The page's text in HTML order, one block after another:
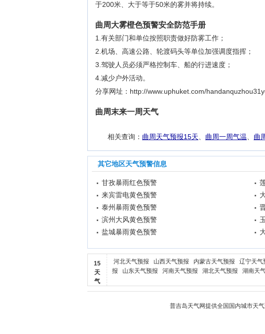
于200米、大于等于50米的雾并将持续。
曲周大雾橙色预警安全防范手册
1.有关部门和单位按照职责做好防雾工作；
2.机场、高速公路、轮渡码头等单位加强调度指挥；
3.驾驶人员必须严格控制车、船的行进速度；
4.减少户外活动。
分享网址：http://www.uphuket.com/
曲周末来一周天气
相关查询： 曲周天气预报15天 曲周一周气温 曲
其它地区天气预警信息
甘孜暴雨红色预警
来宾雷电黄色预警
泰州暴雨黄色预警
滨州大风黄色预警
盐城暴雨黄色预警
15
天
气
河北天气预报 山西天气预报 内蒙古天气预报 辽宁天气
报
山东天气预报 河南天气预报 湖北天气预报 湖南天
普吉岛天气网提供全国国内城市天